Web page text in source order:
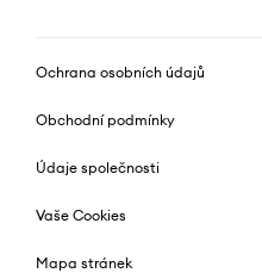
Ochrana osobních údajů
Obchodní podmínky
Údaje společnosti
Vaše Cookies
Mapa stránek